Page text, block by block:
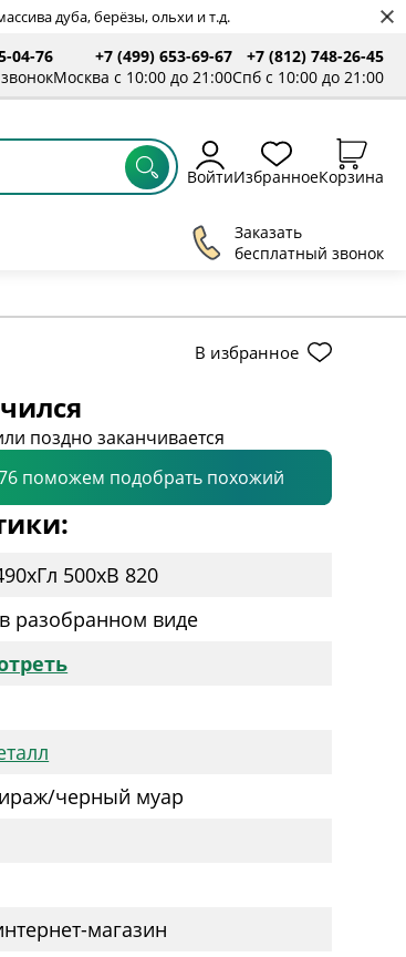
дуба, берёзы, ольхи и т.д.
04-76
+7 (499) 653-69-67
Москва с 10:00 до 21:00
+7 (812) 748-26-45
Спб с 10:00 до 21:00
ВойтиИзбранноеКорзина
Заказать
бесплатный звонок
В избранное
поздно заканчивается
поможем подобрать похожий
xГл 500xВ 820
разобранном виде
черный муар
магазин